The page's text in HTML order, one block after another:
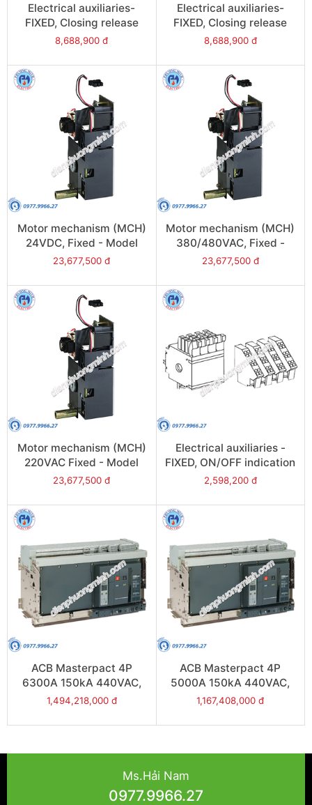
Electrical auxiliaries-
FIXED, Closing release
(XF), 380/480VAC/DC for
47355
8,688,900 đ
Electrical auxiliaries-
FIXED, Closing release
(XF), 220VAC/DC for
47353
8,688,900 đ
Motor mechanism (MCH)
24VDC, Fixed - Model
48206
23,677,500 đ
Motor mechanism (MCH)
380/480VAC, Fixed -
Model 48214
23,677,500 đ
Motor mechanism (MCH)
220VAC Fixed - Model
48212
23,677,500 đ
Electrical auxiliaries -
FIXED, ON/OFF indication
contact(OF) - Model
2,598,200 đ
ACB Masterpact 4P
6300A 150kA 440VAC,
NW-DRAWOUT, Type H2 -
1,494,218,000 đ
ACB Masterpact 4P
5000A 150kA 440VAC,
NW-DRAWOUT, Type H2 -
1,167,408,000 đ
Ms.Hải Nam
0977.9966.27